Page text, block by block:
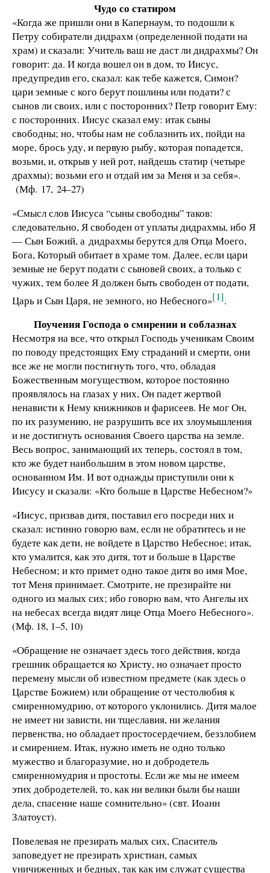
Чудо со статиром
«Когда же пришли они в Капернаум, то подошли к
Петру собиратели дидрахм (определенной подати на
храм) и сказали: Учитель ваш не даст ли дидрахмы? Он
говорит: да. И когда вошел он в дом, то Иисус,
предупредив его, сказал: как тебе кажется, Симон?
цари земные с кого берут пошлины или подати? с
сынов ли своих, или с посторонних? Петр говорит Ему:
с посторонних. Иисус сказал ему: итак сыны
свободны; но, чтобы нам не соблазнить их, пойди на
море, брось уду, и первую рыбу, которая попадется,
возьми, и, открыв у ней рот, найдешь статир (четыре
драхмы); возьми его и отдай им за Меня и за себя».
(Мф. 17, 24–27)
«Смысл слов Иисуса “сыны свободны” таков:
следовательно, Я свободен от уплаты дидрахмы, ибо Я
— Сын Божий, а дидрахмы берутся для Отца Моего,
Бога, Который обитает в храме том. Далее, если цари
земные не берут подати с сыновей своих, а только с
чужих, тем более Я должен быть свободен от подати,
Царь и Сын Царя, не земного, но Небесного»[1].
Поучения Господа о смирении и соблазнах
Несмотря на все, что открыл Господь ученикам Своим
по поводу предстоящих Ему страданий и смерти, они
все же не могли постигнуть того, что, обладая
Божественным могуществом, которое постоянно
проявлялось на глазах у них, Он падет жертвой
ненависти к Нему книжников и фарисеев. Не мог Он,
по их разумению, не разрушить все их злоумышления
и не достигнуть основания Своего царства на земле.
Весь вопрос, занимающий их теперь, состоял в том,
кто же будет наибольшим в этом новом царстве,
основанном Им. И вот однажды приступили они к
Иисусу и сказали: «Кто больше в Царстве Небесном?»
«Иисус, призвав дитя, поставил его посреди них и
сказал: истинно говорю вам, если не обратитесь и не
будете как дети, не войдете в Царство Небесное; итак,
кто умалится, как это дитя, тот и больше в Царстве
Небесном; и кто примет одно такое дитя во имя Мое,
тот Меня принимает. Смотрите, не презирайте ни
одного из малых сих; ибо говорю вам, что Ангелы их
на небесах всегда видят лице Отца Моего Небесного».
(Мф. 18, 1–5, 10)
«Обращение не означает здесь того действия, когда
грешник обращается ко Христу, но означает просто
перемену мысли об известном предмете (как здесь о
Царстве Божием) или обращение от честолюбия к
смиренномудрию, от которого уклонились. Дитя малое
не имеет ни зависти, ни тщеславия, ни желания
первенства, но обладает простосердечием, беззлобием
и смирением. Итак, нужно иметь не одно только
мужество и благоразумие, но и добродетель
смиренномудрия и простоты. Если же мы не имеем
этих добродетелей, то, как ни велики были бы наши
дела, спасение наше сомнительно» (свт. Иоанн
Златоуст).
Повелевая не презирать малых сих, Спаситель
заповедует не презирать христиан, самых
уничиженных и бедных, так как им служат существа